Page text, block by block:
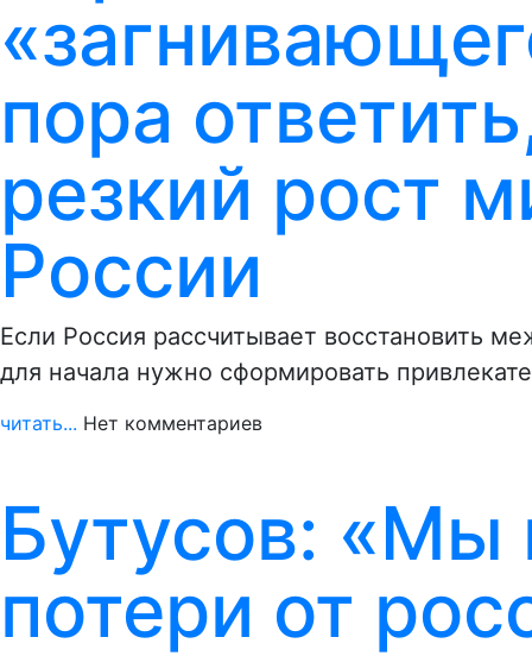
пора
резкий рост
России
Если Россия рассчитывает восстановить
для начала нужно сформировать
читать... Нет комментариев
Бутусов: «Мы
потери от